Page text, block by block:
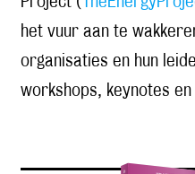
het vuur aan te
organisaties en hun
workshops, keynotes